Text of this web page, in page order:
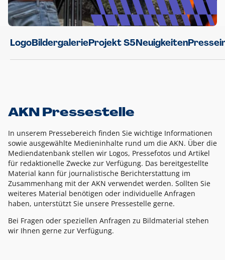
LogoBildergalerieProjekt S5Neuigkeiten
AKN Pressestelle
In unserem Pressebereich finden Sie wichtige Informationen
sowie ausgewählte Medieninhalte rund um die AKN. Über die
Mediendatenbank stellen wir Logos, Pressefotos und Artikel
für redaktionelle Zwecke zur Verfügung. Das bereitgestellte
Material kann für journalistische Berichterstattung im
Zusammenhang mit der AKN verwendet werden. Sollten Sie
weiteres Material benötigen oder individuelle Anfragen
haben, unterstützt Sie unsere Pressestelle gerne.
Bei Fragen oder speziellen Anfragen zu Bildmaterial stehen
wir Ihnen gerne zur Verfügung.